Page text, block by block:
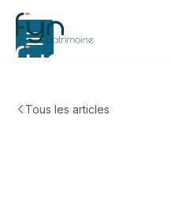
Tous les articles